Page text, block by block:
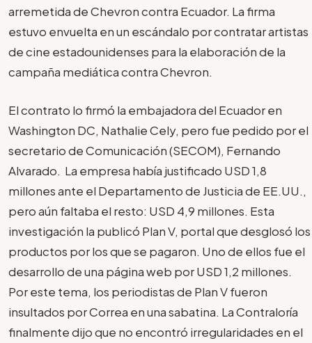
arremetida de Chevron contra Ecuador. La firma
estuvo envuelta en un escándalo por contratar artistas
de cine estadounidenses para la elaboración de la
campaña mediática contra Chevron.
El contrato lo firmó la embajadora del Ecuador en
Washington DC, Nathalie Cely, pero fue pedido por el
secretario de Comunicación (SECOM), Fernando
Alvarado. La empresa había justificado USD 1,8
millones ante el Departamento de Justicia de EE.UU.,
pero aún faltaba el resto: USD 4,9 millones. Esta
investigación la publicó Plan V, portal que desglosó los
productos por los que se pagaron. Uno de ellos fue el
desarrollo de una página web por USD 1,2 millones.
Por este tema, los periodistas de Plan V fueron
insultados por Correa en una sabatina. La Contraloría
finalmente dijo que no encontró irregularidades en el